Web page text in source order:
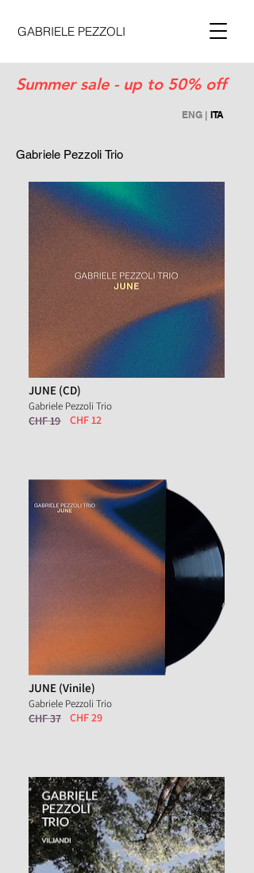
GABRIELE PEZZOLI
Summer sale - up to 50% off
ENG | ITA
Gabriele Pezzoli Trio
JUNE (CD)
Gabriele Pezzoli Trio
CHF 19 CHF 12
JUNE (Vinile)
Gabriele Pezzoli Trio
CHF 37 CHF 29